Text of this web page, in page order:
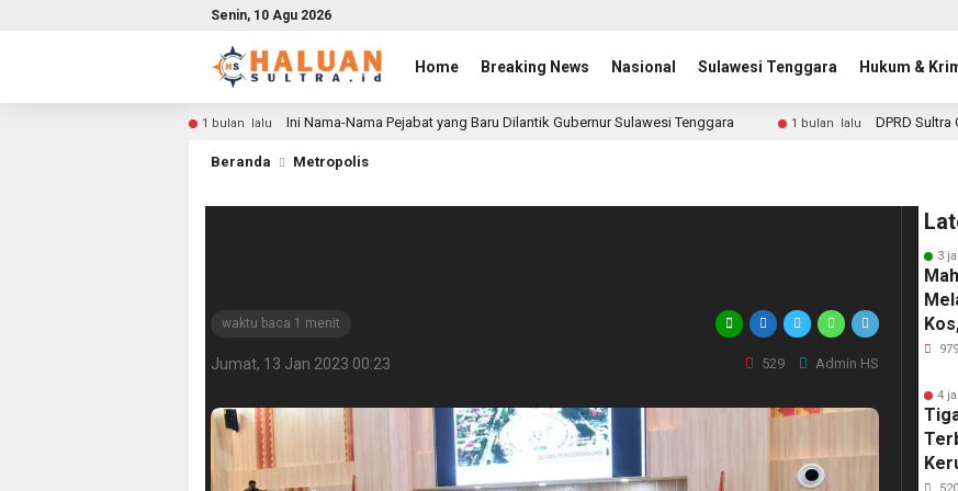
Senin, 10 Agu 2026
Home Breaking News Nasional Sulawesi Tenggara Hukum &
1 bulan lalu Ini Nama-Nama Pejabat yang Baru Dilantik Gubernur Sulawesi Tenggara 1 bulan lalu DPRD
Beranda Metropolis
waktu baca 1 menit
Jumat, 13 Jan 2023 00:23 529 Admin HS
3
979
4